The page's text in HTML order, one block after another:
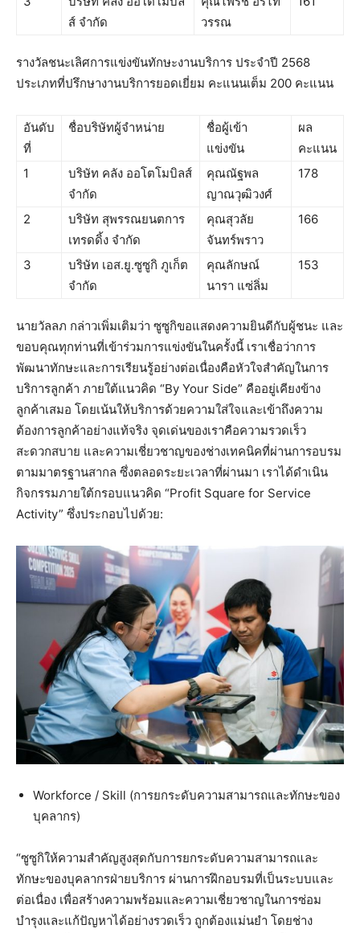
ส์ จำกัด
วรรณ
รางวัลชนะเลิศการแข่งขันทักษะงานบริการ ประจำปี 2568
ประเภทที่ปรึกษางานบริการยอดเยี่ยม คะแนนเต็ม 200 คะแนน
อันดับ
ที่
ชื่อบริษัทผู้จำหน่าย
ชื่อผู้เข้า
แข่งขัน
ผล
คะแนน
1
บริษัท คลัง ออโตโมบิลส์
จำกัด
คุณณัฐพล​
ญาณวุฒิวงศ์
178
2
บริษัท สุพรรณยนตการ
เทรดดิ้ง จำกัด
คุณสุวลัย
จันทร์พราว
166
3
บริษัท เอส.ยู.ซูซูกิ ภูเก็ต
จำกัด
คุณลักษณ์
นารา แซ่ลิ่ม
153
นายวัลลภ กล่าวเพิ่มเติมว่า ซูซูกิขอแสดงความยินดีกับผู้ชนะ และ
ขอบคุณทุกท่านที่เข้าร่วมการแข่งขันในครั้งนี้ เราเชื่อว่าการ
พัฒนาทักษะและการเรียนรู้อย่างต่อเนื่องคือหัวใจสำคัญในการ
บริการลูกค้า ภายใต้แนวคิด “By Your Side” คืออยู่เคียงข้าง
ลูกค้าเสมอ โดยเน้นให้บริการด้วยความใส่ใจและเข้าถึงความ
ต้องการลูกค้าอย่างแท้จริง จุดเด่นของเราคือความรวดเร็ว
สะดวกสบาย และความเชี่ยวชาญของช่างเทคนิคที่ผ่านการอบรม
ตามมาตรฐานสากล ซึ่งตลอดระยะเวลาที่ผ่านมา เราได้ดำเนิน
กิจกรรมภายใต้กรอบแนวคิด “Profit Square for Service
Activity” ซึ่งประกอบไปด้วย:
Workforce / Skill (การยกระดับความสามารถและทักษะของ
บุคลากร)
“ซูซูกิให้ความสำคัญสูงสุดกับการยกระดับความสามารถและ
ทักษะของบุคลากรฝ่ายบริการ ผ่านการฝึกอบรมที่เป็นระบบและ
ต่อเนื่อง เพื่อสร้างความพร้อมและความเชี่ยวชาญในการซ่อม
บำรุงและแก้ปัญหาได้อย่างรวดเร็ว ถูกต้องแม่นยำ โดยช่าง